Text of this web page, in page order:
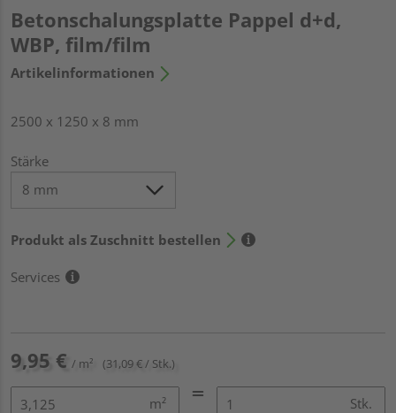
Betonschalungsplatte Pappel d+d,
WBP, film/film
Artikelinformationen
2500 x 1250 x 8 mm
Stärke
Produkt als Zuschnitt bestellen
Services
9,95 € / m² (31,09 € / Stk.)
m² Stk.